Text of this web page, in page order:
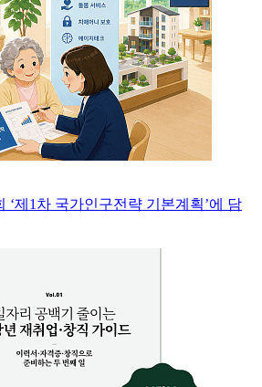
‘제1차 국가인구전략 기본계획’에 담